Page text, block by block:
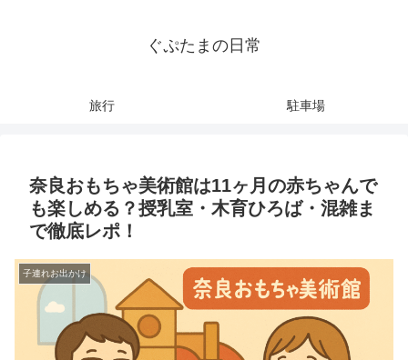
ぐぷたまの日常
旅行 駐車場
奈良おもちゃ美術館は11ヶ月の赤ちゃんで
も楽しめる？授乳室・木育ひろば・混雑ま
で徹底レポ！
子連れお出かけ